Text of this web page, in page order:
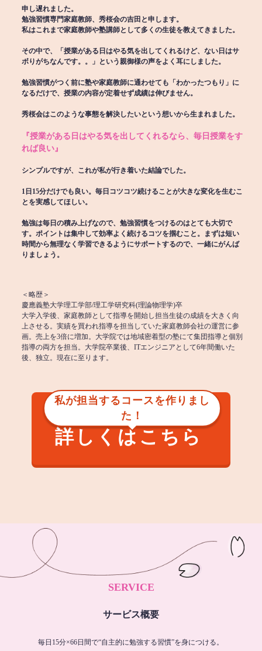
申し遅れました。
勉強習慣専門家庭教師、秀桜会の吉田と申します。
私はこれまで家庭教師や塾講師として多くの生徒を教えてきました。
その中で、「授業がある日はやる気を出してくれるけど、ない日はサ
ボりがちなんです。。」という親御様の声をよく耳にしました。
勉強習慣がつく前に塾や家庭教師に通わせても「わかったつもり」に
なるだけで、授業の内容が定着せず成績は伸びません。
秀桜会はこのような事態を解決したいという想いから生まれました。
『授業がある日はやる気を出してくれるなら、毎日授業をす
れば良い』
シンプルですが、これが私が行き着いた結論でした。
1日15分だけでも良い。毎日コツコツ続けることが大きな変化を生むこ
とを実感してほしい。
勉強は毎日の積み上げなので、勉強習慣をつけるのはとても大切で
す。ポイントは集中して効率よく続けるコツを掴むこと。まずは短い
時間から無理なく学習できるようにサポートするので、一緒にがんば
りましょう。
＜略歴＞
慶應義塾大学理工学部/理工学研究科(理論物理学)卒
大学入学後、家庭教師として指導を開始し担当生徒の成績を大きく向
上させる。実績を買われ指導を担当していた家庭教師会社の運営に参
画。売上を3倍に増加。大学院では地域密着型の塾にて集団指導と個別
指導の両方を担当。大学院卒業後、ITエンジニアとして6年間働いた
後、独立。現在に至ります。
私が担当するコースを作りまし
た！
詳しくはこちら
SERVICE
サービス概要
毎日15分×66日間で“自主的に勉強する習慣”を身につける。